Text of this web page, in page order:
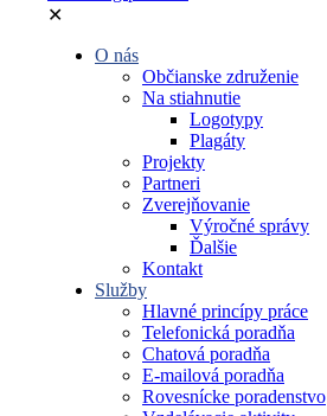
✕
O nás
Občianske združenie
Na stiahnutie
Logotypy
Plagáty
Projekty
Partneri
Zverejňovanie
Výročné správy
Ďalšie
Kontakt
Služby
Hlavné princípy práce
Telefonická poradňa
Chatová poradňa
E-mailová poradňa
Rovesnícke poradenstvo